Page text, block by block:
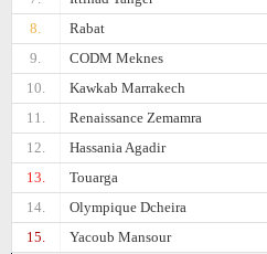
8.
Rabat
9.
CODM Meknes
10.
Kawkab Marrakech
11.
Renaissance Zemamra
12.
Hassania Agadir
13.
Touarga
14.
Olympique Dcheira
15.
Yacoub Mansour